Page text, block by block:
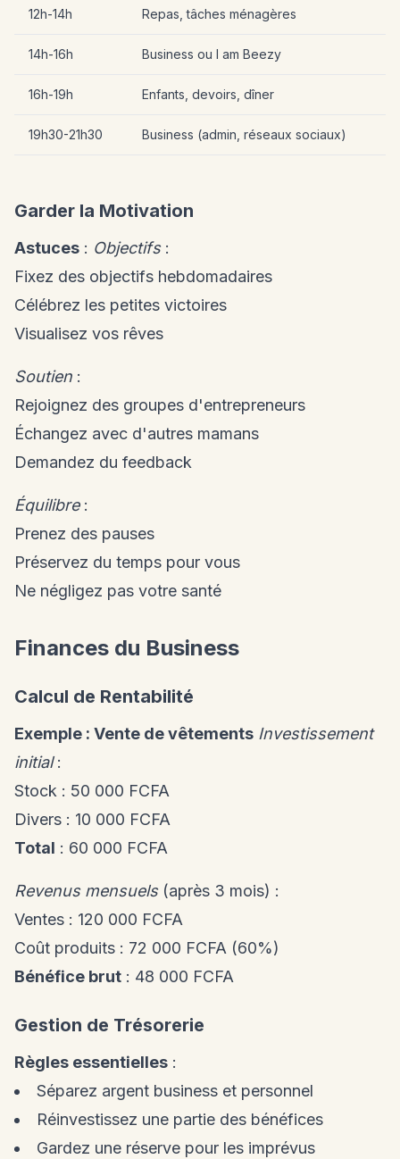
12h-14h Repas, tâches ménagères
14h-16h Business ou I am Beezy
16h-19h Enfants, devoirs, dîner
19h30-21h30 Business (admin, réseaux sociaux)
Garder la Motivation
Astuces : Objectifs:
Fixez des objectifs hebdomadaires
Célébrez les petites victoires
Visualisez vos rêves
Soutien :
Rejoignez des groupes d'entrepreneurs
Échangez avec d'autres mamans
Demandez du feedback
Équilibre:
Prenez des pauses
Préservez du temps pour vous
Ne négligez pas votre santé
Finances du Business
Calcul de Rentabilité
Exemple : Vente de vêtements Investissement
initial:
Stock : 50 000 FCFA
Divers : 10 000 FCFA
Total : 60 000 FCFA
Revenus mensuels(après 3 mois) :
Ventes : 120 000 FCFA
Coût produits : 72 000 FCFA (60%)
Bénéfice brut : 48 000 FCFA
Gestion de Trésorerie
Règles essentielles :
Séparez argent business et personnel
Réinvestissez une partie des bénéfices
Gardez une réserve pour les imprévus